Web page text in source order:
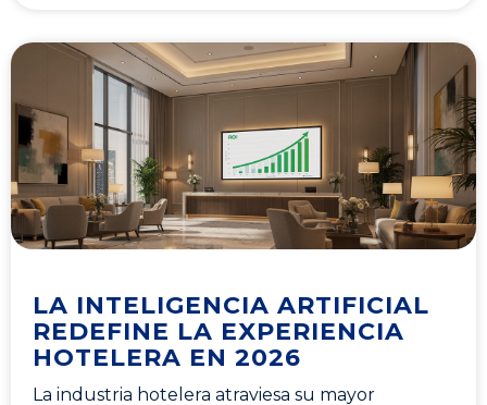
LA INTELIGENCIA ARTIFICIAL
REDEFINE LA EXPERIENCIA
HOTELERA EN 2026
La industria hotelera atraviesa su mayor